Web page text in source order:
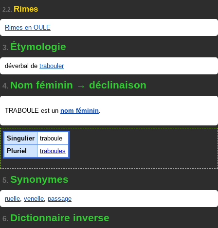
2.2. Rimes
Rimes en OULE
3. Étymologie
déverbal de trabouler
4. Nom féminin → déclinaison
TRABOULE est un nom féminin.
Singulier
traboule
Pluriel
traboules
5. Synonymes
ruelle, venelle, passage
6. Dictionnaire inverse